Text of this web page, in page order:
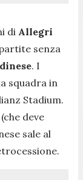
di Allegri
senza
. I
squadra in
Stadium.
deve
sale al